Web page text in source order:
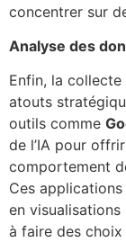
concentrer sur
Analyse des
Enfin, la collecte
atouts
outils comme
de l’IA pour
comportement
Ces
en
à faire des choix